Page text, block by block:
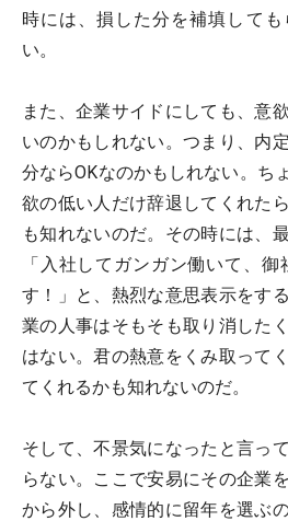
時には、損した分を補填して
い。
また、企業サイドにしても、意
いのかもしれない。つまり、内
分ならOKなのかもしれない。ち
欲の低い人だけ辞退してくれた
も知れないのだ。その時には、
「入社してガンガン働いて、御
す！」と、熱烈な意思表示をす
業の人事はそもそも取り消した
はない。君の熱意をくみ取って
てくれるかも知れないのだ。
そして、不景気になったと言っ
らない。ここで安易にその企業
から外し、感情的に留年を選ぶ